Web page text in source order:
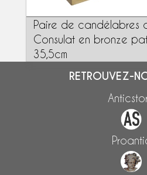
Paire de candélabres
Consulat en bronze
35,5cm
RETROUVEZ-